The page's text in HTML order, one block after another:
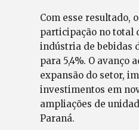
Com esse resultado,
participação no total
indústria de bebidas
para 5,4%. O avanço
expansão do setor,
investimentos em
ampliações de
Paraná.